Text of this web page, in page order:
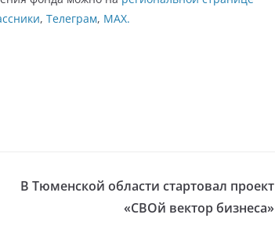
, Телеграм, MAX.
В Тюменской области стартовал проект
«СВОй вектор бизнеса»